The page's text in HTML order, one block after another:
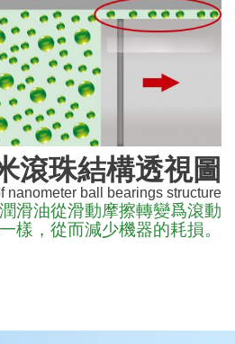
滾珠結構透視圖
nanometer ball bearings structure
滑油從滑動摩擦轉變爲滾動
樣，從而減少機器的耗損。